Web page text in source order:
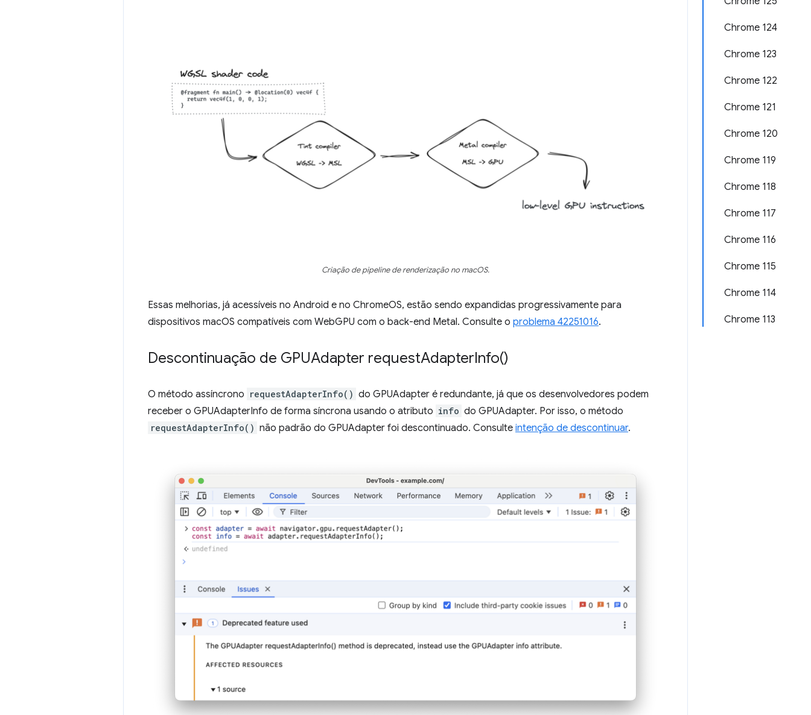
Chrome 124
Chrome 123
Chrome 122
Chrome 121
Chrome 120
Chrome 119
Chrome 118
Chrome 117
Chrome 116
Chrome 115
Chrome 114
Chrome 113
Criação de pipeline de renderização no macOS.
Essas melhorias, já acessíveis no Android e no ChromeOS, estão sendo expandidas progressivamente para
dispositivos macOS compatíveis com WebGPU com o back-end Metal. Consulte o problema 42251016.
Descontinuação de GPUAdapter requestAdapterInfo()
O método assíncrono requestAdapterInfo() do GPUAdapter é redundante, já que os desenvolvedores podem
receber o GPUAdapterInfo de forma síncrona usando o atributo info do GPUAdapter. Por isso, o método
requestAdapterInfo() não padrão do GPUAdapter foi descontinuado. Consulte intenção de descontinuar.